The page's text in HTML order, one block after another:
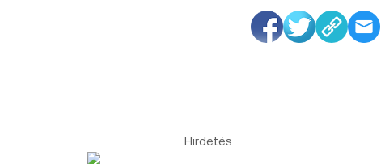
Hirdetés